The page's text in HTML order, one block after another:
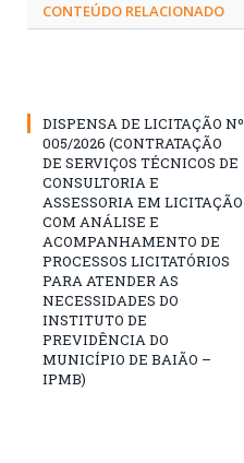
CONTEÚDO RELACIONADO
DISPENSA DE LICITAÇÃO Nº
005/2026 (CONTRATAÇÃO
DE SERVIÇOS TÉCNICOS DE
CONSULTORIA E
ASSESSORIA EM LICITAÇÃO
COM ANÁLISE E
ACOMPANHAMENTO DE
PROCESSOS LICITATÓRIOS
PARA ATENDER AS
NECESSIDADES DO
INSTITUTO DE
PREVIDÊNCIA DO
MUNICÍPIO DE BAIÃO –
IPMB)